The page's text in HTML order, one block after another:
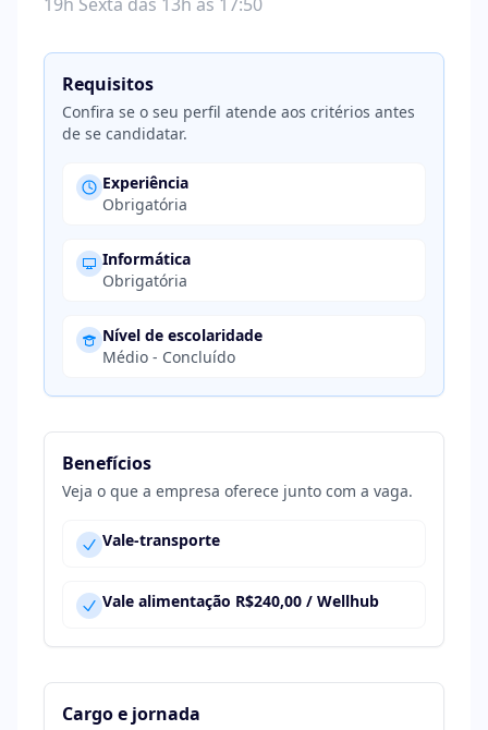
19h Sexta das 13h às 17:50
Requisitos
Confira se o seu perfil atende aos critérios antes
de se candidatar.
Experiência
Obrigatória
Informática
Obrigatória
Nível de escolaridade
Médio - Concluído
Benefícios
Veja o que a empresa oferece junto com a vaga.
Vale-transporte
Vale alimentação R$240,00 / Wellhub
Cargo e jornada